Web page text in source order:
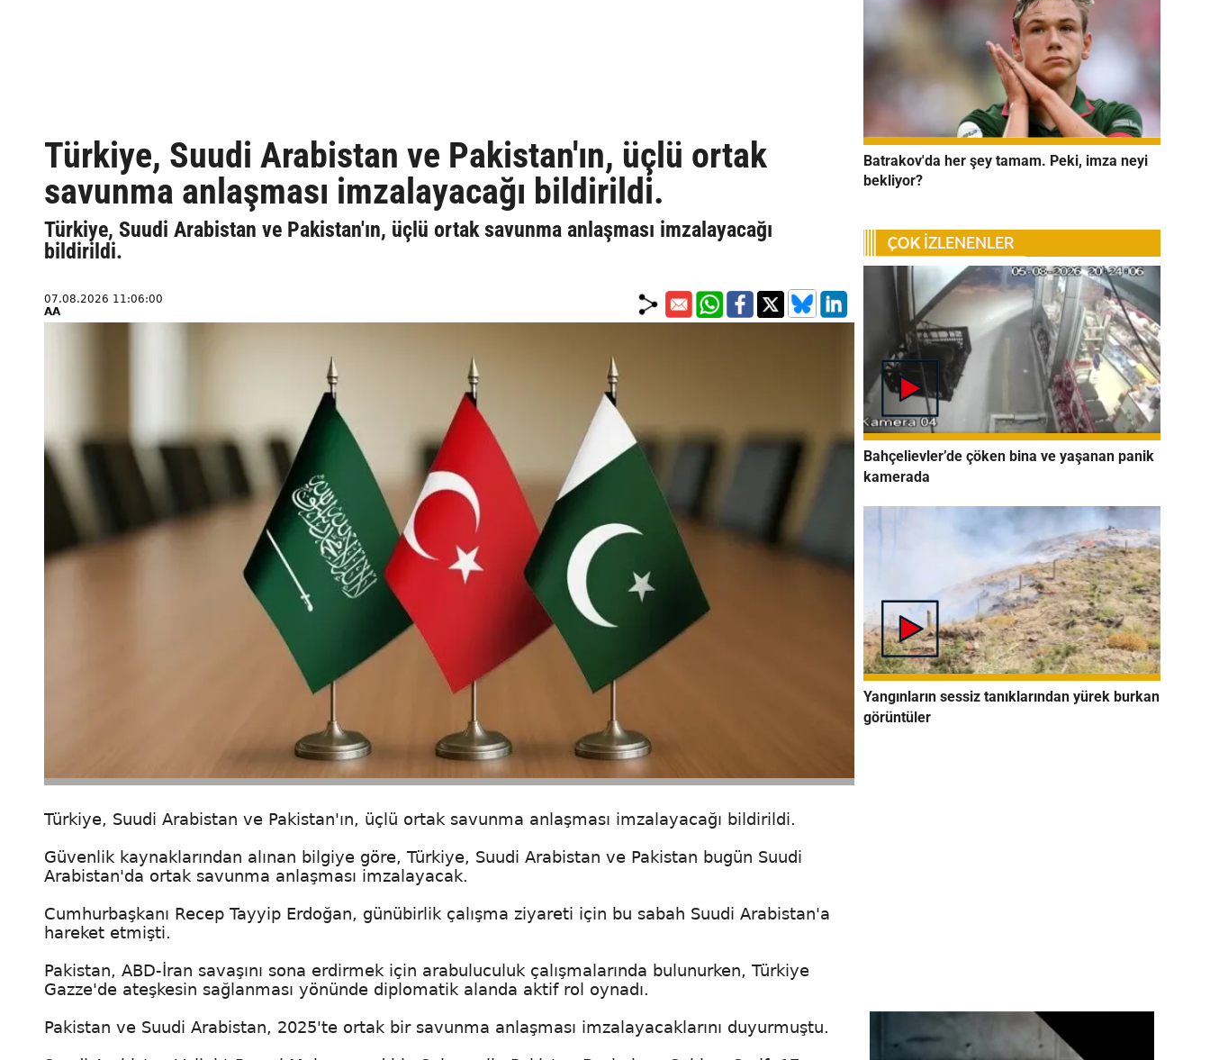
Türkiye, Suudi Arabistan ve Pakistan'ın, üçlü ortak
savunma anlaşması imzalayacağı bildirildi.
Türkiye, Suudi Arabistan ve Pakistan'ın, üçlü ortak savunma anlaşması imzalayacağı
bildirildi.
07.08.2026 11:06:00
AA
Türkiye, Suudi Arabistan ve Pakistan'ın, üçlü ortak savunma anlaşması imzalayacağı bildirildi.
Güvenlik kaynaklarından alınan bilgiye göre, Türkiye, Suudi Arabistan ve Pakistan bugün Suudi
Arabistan'da ortak savunma anlaşması imzalayacak.
Cumhurbaşkanı Recep Tayyip Erdoğan, günübirlik çalışma ziyareti için bu sabah Suudi Arabistan'a
hareket etmişti.
Pakistan, ABD-İran savaşını sona erdirmek için arabuluculuk çalışmalarında bulunurken, Türkiye
Gazze'de ateşkesin sağlanması yönünde diplomatik alanda aktif rol oynadı.
Pakistan ve Suudi Arabistan, 2025'te ortak bir savunma anlaşması imzalayacaklarını duyurmuştu.
Batrakov'da her şey tamam. Peki, imza neyi
bekliyor?
Bahçelievler’de çöken bina ve yaşanan panik
kamerada
Yangınların sessiz tanıklarından yürek burkan
görüntüler